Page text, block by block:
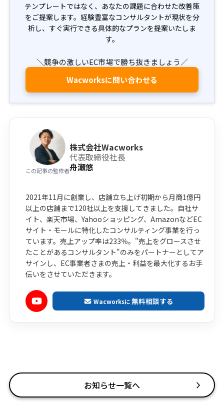
テンプレートではなく、あなたの課題に合わせた改善策
をご提案します。経験豊富なコンサルタントが現状を分
析し、すぐ実行できる具体的なプランを提案いたしま
す。
＼競争の激しいEC市場で勝ち抜きましょう／
Wacworksに問い合わせる
この記事の監修者
株式会社Wacworks
代表取締役社長
舟瀬悠
2021年11月に創業し、店舗立ち上げ初期から月商1億円
以上の店舗まで120社以上を支援してきました。自社サ
イト、楽天市場、Yahooショッピング、AmazonなどEC
サイト・モールに特化したコンサルティング事業を行っ
ています。売上アップ率は233％。"売上をグロースさせ
たことがあるコンサルタント"のみをパートナーとしてア
サインし、EC事業者さまの売上・利益を最大化するお手
伝いをさせていただきます。
Wacworksに無料相談する
お知らせ一覧へ